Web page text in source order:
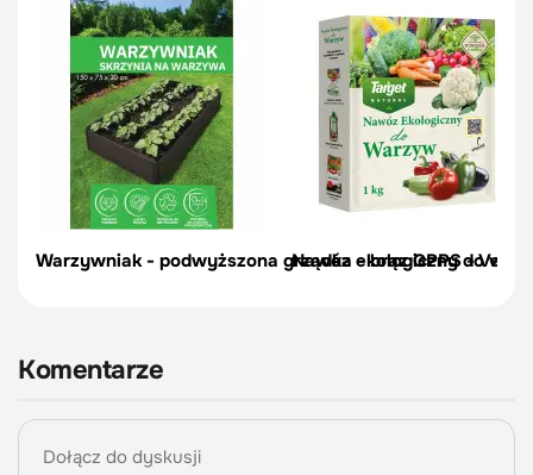
Warzywniak - podwyższona grządka - brąz GPPS -
Nawóz ekologiczny do
Komentarze